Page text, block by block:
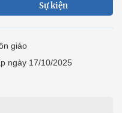
Sự kiện
giáo
ngày 17/10/2025